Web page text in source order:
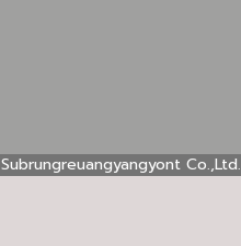
Subrungreuangyangyont Co.,Ltd.